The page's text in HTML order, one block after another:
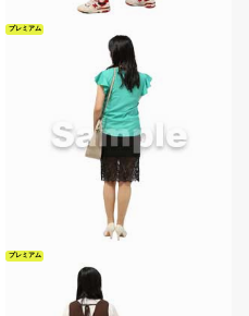
プレミアム
プレミアム